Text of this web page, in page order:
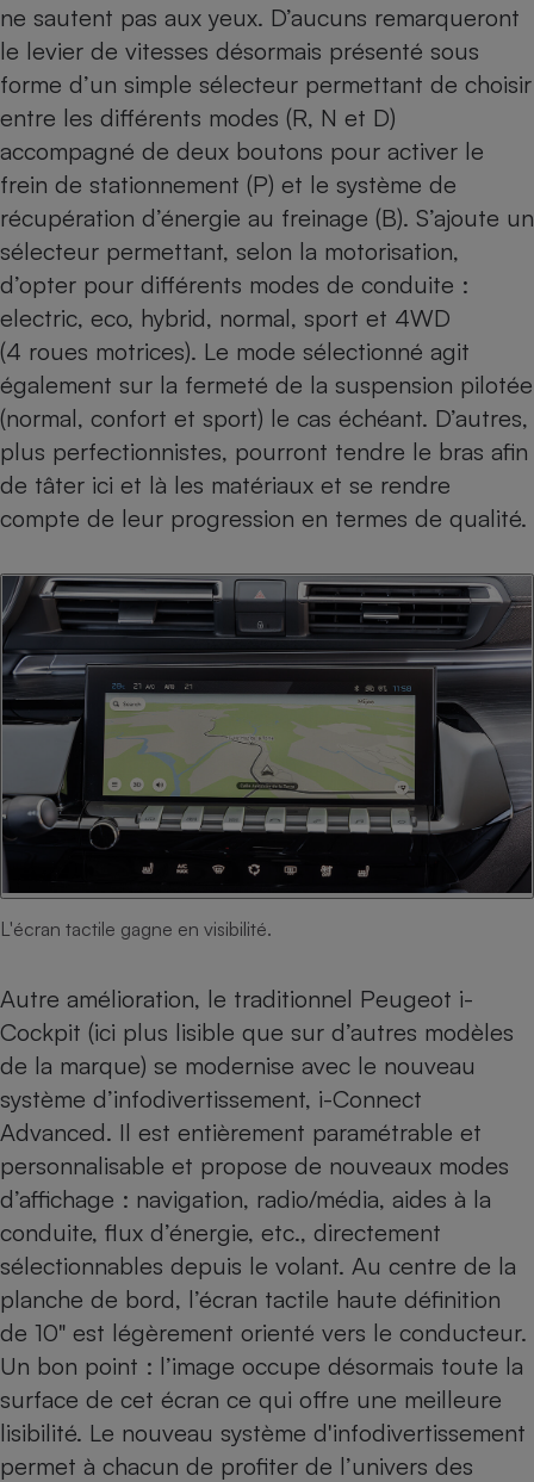
ne sautent pas aux yeux. D’aucuns remarqueront
le levier de vitesses désormais présenté sous
forme d’un simple sélecteur permettant de choisir
entre les différents modes (R, N et D)
accompagné de deux boutons pour activer le
frein de stationnement (P) et le système de
récupération d’énergie au freinage (B). S’ajoute un
sélecteur permettant, selon la motorisation,
d’opter pour différents modes de conduite :
electric, eco, hybrid, normal, sport et 4WD
(4 roues motrices). Le mode sélectionné agit
également sur la fermeté de la suspension pilotée
(normal, confort et sport) le cas échéant. D’autres,
plus perfectionnistes, pourront tendre le bras afin
de tâter ici et là les matériaux et se rendre
compte de leur progression en termes de qualité.
L'écran tactile gagne en visibilité.
Autre amélioration, le traditionnel Peugeot i-
Cockpit (ici plus lisible que sur d’autres modèles
de la marque) se modernise avec le nouveau
système d’infodivertissement, i-Connect
Advanced. Il est entièrement paramétrable et
personnalisable et propose de nouveaux modes
d’affichage : navigation, radio/média, aides à la
conduite, flux d’énergie, etc., directement
sélectionnables depuis le volant. Au centre de la
planche de bord, l’écran tactile haute définition
de 10" est légèrement orienté vers le conducteur.
Un bon point : l’image occupe désormais toute la
surface de cet écran ce qui offre une meilleure
lisibilité. Le nouveau système d'infodivertissement
permet à chacun de profiter de l’univers des
Cafetière à expressos
Robot ménager